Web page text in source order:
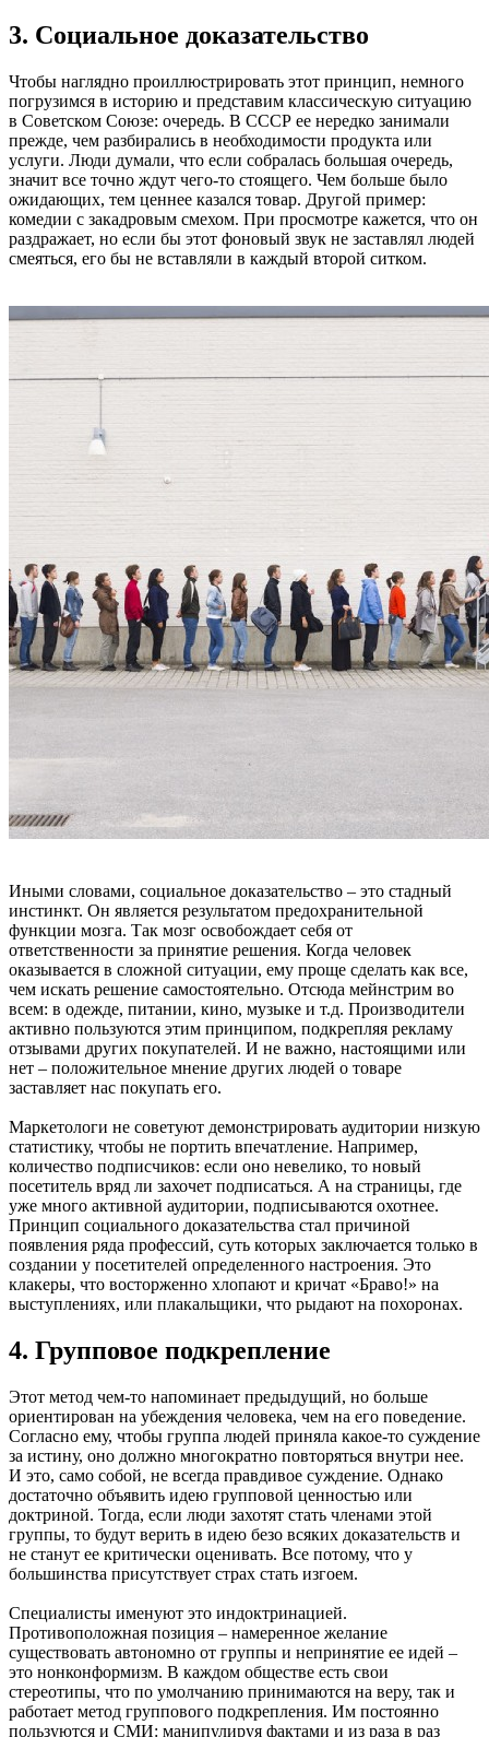
3. Социальное доказательство
Чтобы наглядно проиллюстрировать этот принцип, немного
погрузимся в историю и представим классическую ситуацию
в Советском Союзе: очередь. В СССР ее нередко занимали
прежде, чем разбирались в необходимости продукта или
услуги. Люди думали, что если собралась большая очередь,
значит все точно ждут чего-то стоящего. Чем больше было
ожидающих, тем ценнее казался товар. Другой пример:
комедии с закадровым смехом. При просмотре кажется, что он
раздражает, но если бы этот фоновый звук не заставлял людей
смеяться, его бы не вставляли в каждый второй ситком.
Иными словами, социальное доказательство – это стадный
инстинкт. Он является результатом предохранительной
функции мозга. Так мозг освобождает себя от
ответственности за принятие решения. Когда человек
оказывается в сложной ситуации, ему проще сделать как все,
чем искать решение самостоятельно. Отсюда мейнстрим во
всем: в одежде, питании, кино, музыке и т.д. Производители
активно пользуются этим принципом, подкрепляя рекламу
отзывами других покупателей. И не важно, настоящими или
нет – положительное мнение других людей о товаре
заставляет нас покупать его.
Маркетологи не советуют демонстрировать аудитории низкую
статистику, чтобы не портить впечатление. Например,
количество подписчиков: если оно невелико, то новый
посетитель вряд ли захочет подписаться. А на страницы, где
уже много активной аудитории, подписываются охотнее.
Принцип социального доказательства стал причиной
появления ряда профессий, суть которых заключается только в
создании у посетителей определенного настроения. Это
клакеры, что восторженно хлопают и кричат «Браво!» на
выступлениях, или плакальщики, что рыдают на похоронах.
4. Групповое подкрепление
Этот метод чем-то напоминает предыдущий, но больше
ориентирован на убеждения человека, чем на его поведение.
Согласно ему, чтобы группа людей приняла какое-то суждение
за истину, оно должно многократно повторяться внутри нее.
И это, само собой, не всегда правдивое суждение. Однако
достаточно объявить идею групповой ценностью или
доктриной. Тогда, если люди захотят стать членами этой
группы, то будут верить в идею безо всяких доказательств и
не станут ее критически оценивать. Все потому, что у
большинства присутствует страх стать изгоем.
Специалисты именуют это индоктринацией.
Противоположная позиция – намеренное желание
существовать автономно от группы и непринятие ее идей –
это нонконформизм. В каждом обществе есть свои
стереотипы, что по умолчанию принимаются на веру, так и
работает метод группового подкрепления. Им постоянно
пользуются и СМИ: манипулируя фактами и из раза в раз